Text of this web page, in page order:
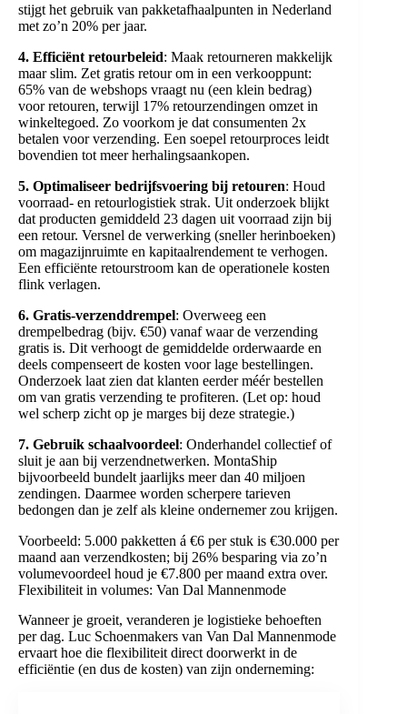
stijgt het gebruik van pakketafhaalpunten in Nederland
met zo’n 20% per jaar.
4. Efficiënt retourbeleid: Maak retourneren makkelijk
maar slim. Zet gratis retour om in een verkooppunt:
65% van de webshops vraagt nu (een klein bedrag)
voor retouren, terwijl 17% retourzendingen omzet in
winkeltegoed. Zo voorkom je dat consumenten 2x
betalen voor verzending. Een soepel retourproces leidt
bovendien tot meer herhalingsaankopen.
5. Optimaliseer bedrijfsvoering bij retouren: Houd
voorraad- en retourlogistiek strak. Uit onderzoek blijkt
dat producten gemiddeld 23 dagen uit voorraad zijn bij
een retour. Versnel de verwerking (sneller herinboeken)
om magazijnruimte en kapitaalrendement te verhogen.
Een efficiënte retourstroom kan de operationele kosten
flink verlagen.
6. Gratis-verzenddrempel: Overweeg een
drempelbedrag (bijv. €50) vanaf waar de verzending
gratis is. Dit verhoogt de gemiddelde orderwaarde en
deels compenseert de kosten voor lage bestellingen.
Onderzoek laat zien dat klanten eerder méér bestellen
om van gratis verzending te profiteren. (Let op: houd
wel scherp zicht op je marges bij deze strategie.)
7. Gebruik schaalvoordeel: Onderhandel collectief of
sluit je aan bij verzendnetwerken. MontaShip
bijvoorbeeld bundelt jaarlijks meer dan 40 miljoen
zendingen. Daarmee worden scherpere tarieven
bedongen dan je zelf als kleine ondernemer zou krijgen.
Voorbeeld: 5.000 pakketten á €6 per stuk is €30.000 per
maand aan verzendkosten; bij 26% besparing via zo’n
volumevoordeel houd je €7.800 per maand extra over.
Flexibiliteit in volumes: Van Dal Mannenmode
Wanneer je groeit, veranderen je logistieke behoeften
per dag. Luc Schoenmakers van Van Dal Mannenmode
ervaart hoe die flexibiliteit direct doorwerkt in de
efficiëntie (en dus de kosten) van zijn onderneming: